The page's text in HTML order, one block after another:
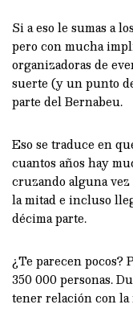
Si a eso le sumas a
pero con mucha
organizadoras de
suerte (y un punto
parte del Bernabeu.
Eso se traduce en
cuantos años hay
cruzando alguna
la mitad e incluso
décima parte.
¿Te parecen pocos?
350 000 personas.
tener relación con la